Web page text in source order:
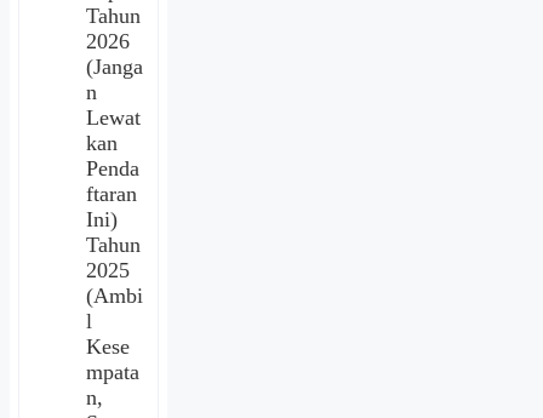
Tahun
2026
(Janga
n
Lewat
kan
Penda
ftaran
Ini)
Tahun
2025
(Ambi
l
Kese
mpata
n,